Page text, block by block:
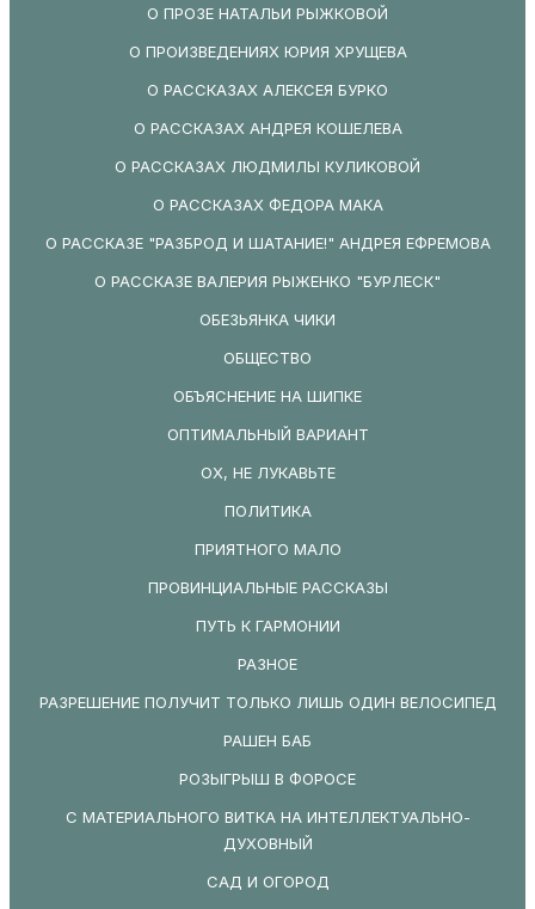
О ПРОЗЕ НАТАЛЬИ РЫЖКОВОЙ
О ПРОИЗВЕДЕНИЯХ ЮРИЯ ХРУЩЕВА
О РАССКАЗАХ АЛЕКСЕЯ БУРКО
О РАССКАЗАХ АНДРЕЯ КОШЕЛЕВА
О РАССКАЗАХ ЛЮДМИЛЫ КУЛИКОВОЙ
О РАССКАЗАХ ФЕДОРА МАКА
О РАССКАЗЕ "РАЗБРОД И ШАТАНИЕ!" АНДРЕЯ ЕФРЕМОВА
О РАССКАЗЕ ВАЛЕРИЯ РЫЖЕНКО "БУРЛЕСК"
ОБЕЗЬЯНКА ЧИКИ
ОБЩЕСТВО
ОБЪЯСНЕНИЕ НА ШИПКЕ
ОПТИМАЛЬНЫЙ ВАРИАНТ
ОХ, НЕ ЛУКАВЬТЕ
ПОЛИТИКА
ПРИЯТНОГО МАЛО
ПРОВИНЦИАЛЬНЫЕ РАССКАЗЫ
ПУТЬ К ГАРМОНИИ
РАЗНОЕ
РАЗРЕШЕНИЕ ПОЛУЧИТ ТОЛЬКО ЛИШЬ ОДИН ВЕЛОСИПЕД
РАШЕН БАБ
РОЗЫГРЫШ В ФОРОСЕ
С МАТЕРИАЛЬНОГО ВИТКА НА ИНТЕЛЛЕКТУАЛЬНО-
ДУХОВНЫЙ
САД И ОГОРОД